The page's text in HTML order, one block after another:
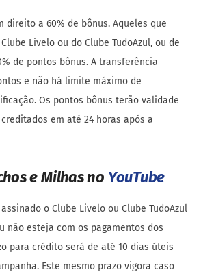
direito a 60% de bônus. Aqueles que
Livelo ou do Clube TudoAzul, ou de
de pontos bônus. A transferência
e não há limite máximo de
Os pontos bônus terão validade
em até 24 horas após a
e Milhas no YouTube
o Clube Livelo ou Clube TudoAzul
não esteja com os pagamentos dos
para crédito será de até 10 dias úteis
Este mesmo prazo vigora caso